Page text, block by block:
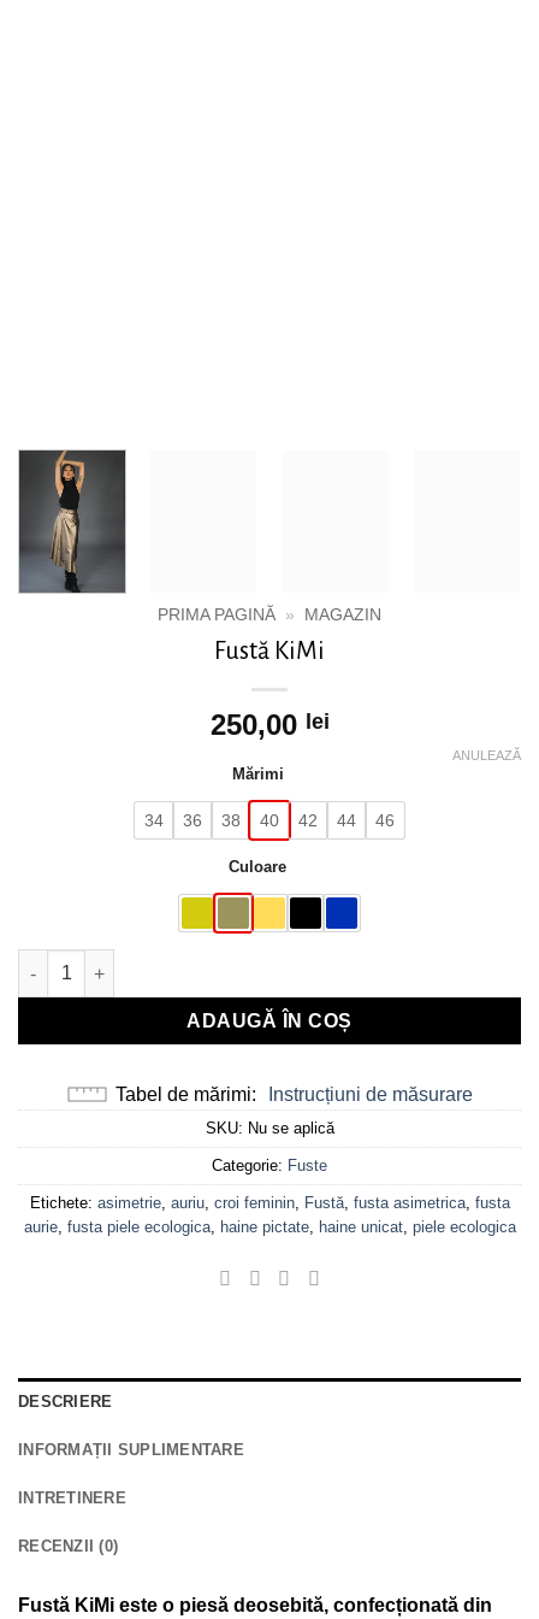
PRIMA PAGINĂ » MAGAZIN
Fustă KiMi
250,00 lei
Mărimi
34 36 38 40 42 44 46
Culoare
ANULEAZĂ
Cantitate Fustă KiMi
ADAUGĂ ÎN COȘ
Tabel de mărimi Instrucțiuni de măsurare
SKU: Nu se aplică
Categorie: Fuste
Etichete: asimetrie, auriu, croi feminin, Fustă, fusta asimetrica, fusta
aurie, fusta piele ecologica, haine pictate, haine unicat, piele ecologica
DESCRIERE
INFORMAȚII SUPLIMENTARE
INTRETINERE
RECENZII (0)
Fustă KiMi este o piesă deosebită, confecționată din